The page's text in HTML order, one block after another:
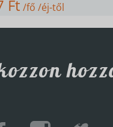
Ft /fő /éj-től